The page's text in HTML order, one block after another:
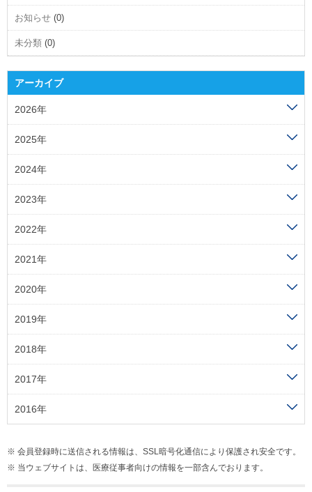
お知らせ (0)
未分類 (0)
アーカイブ
2026年
2025年
2024年
2023年
2022年
2021年
2020年
2019年
2018年
2017年
2016年
会員登録時に送信される情報は、SSL暗号化通信により保護され安全です。
当ウェブサイトは、医療従事者向けの情報を一部含んでおります。